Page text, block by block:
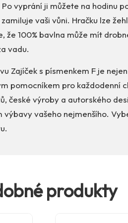
vyprání ji můžete na hodinu
vaši vůni. Hračku lze
že 100% bavlna může mít
vadu.
Zajíček s písmenkem F je
pomocníkem pro každodenní
české výroby a autorského
vašeho nejmenšího.
produkty